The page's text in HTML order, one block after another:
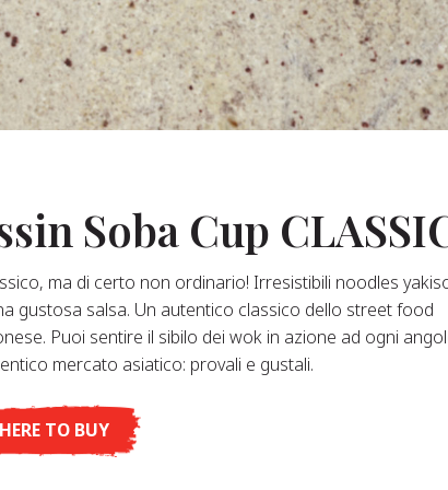
Soba Cup
ma di certo non ordinario! Irresistibili noodles
gustosa salsa. Un autentico classico dello street food
Puoi sentire il sibilo dei wok in azione ad ogni
mercato asiatico: provali e gustali.
TO BUY